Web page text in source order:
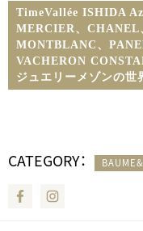
TimeVallée ISHIDA
MERCIER、CHANEL
MONTBLANC、
VACHERON
ジュエリーメゾンの世
CATEGORY：
Facebook